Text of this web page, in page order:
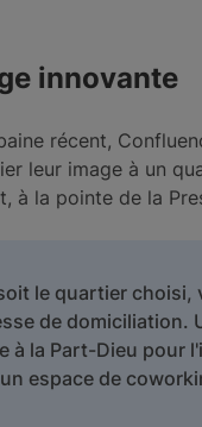
innovante
récent,
leur image à un
à la pointe de la
le quartier choisi,
de domiciliation.
à la Part-Dieu pour
espace de